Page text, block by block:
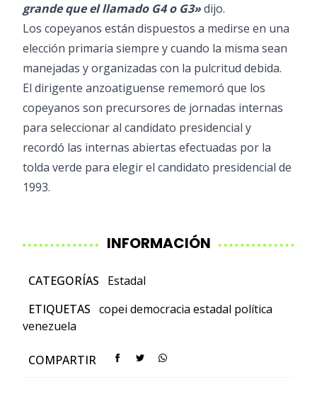
grande que el llamado G4 o G3»dijo.
Los copeyanos están dispuestos a medirse en una
elección primaria siempre y cuando la misma sean
manejadas y organizadas con la pulcritud debida.
El dirigente anzoatiguense rememoró que los
copeyanos son precursores de jornadas internas
para seleccionar al candidato presidencial y
recordó las internas abiertas efectuadas por la
tolda verde para elegir el candidato presidencial de
1993.
INFORMACIÓN
CATEGORÍAS
Estadal
ETIQUETAS copei democracia estadal política
venezuela
COMPARTIR